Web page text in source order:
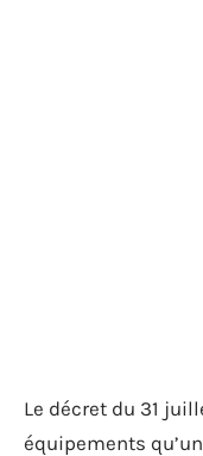
Le décret du 31
équipements